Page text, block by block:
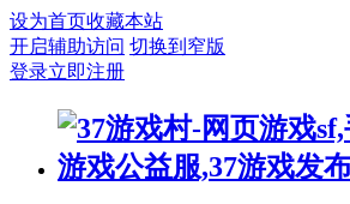
设为首页收藏本站
开启辅助访问 切换到窄版
登录立即注册